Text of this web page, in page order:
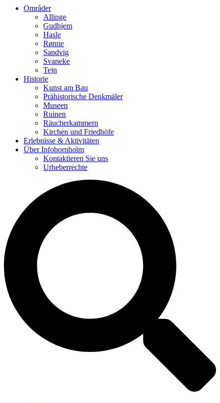
Områder
Allinge
Gudhjem
Hasle
Rønne
Sandvig
Svaneke
Tejn
Historie
Kunst am Bau
Prähistorische Denkmäler
Museen
Ruinen
Räucherkammern
Kirchen und Friedhöfe
Erlebnisse & Aktivitäten
Über Infobornholm
Kontaktieren Sie uns
Urheberrechte